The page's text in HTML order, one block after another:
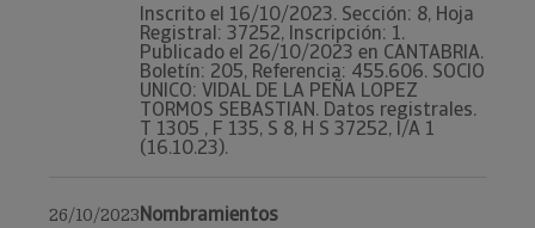
Inscrito el 16/10/2023. Sección: 8, Hoja
Registral: 37252, Inscripción: 1.
Publicado el 26/10/2023 en CANTABRIA.
Boletín: 205, Referencia: 455.606. SOCIO
UNICO: VIDAL DE LA PEÑA LOPEZ
TORMOS SEBASTIAN. Datos registrales.
T 1305 , F 135, S 8, H S 37252, I/A 1
(16.10.23).
26/10/2023Nombramientos